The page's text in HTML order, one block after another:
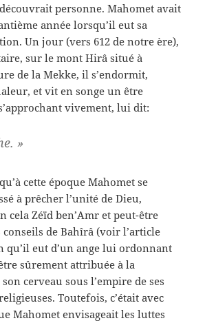
personne. Mahomet avait
année lorsqu’il eut sa
Un jour (vers 612 de notre ère),
sur le mont Hirâ situé à
de la Mekke, il s’endormit,
et vit en songe un être
vivement, lui dit:
»
cette époque Mahomet se
à prêcher l’unité de Dieu,
cela Zéïd ben’Amr et peut-être
conseils de Bahîrâ (voir l’article
qu’il eut d’un ange lui ordonnant
sûrement attribuée à la
cerveau sous l’empire de ses
Toutefois, c’était avec
Mahomet envisageait les luttes